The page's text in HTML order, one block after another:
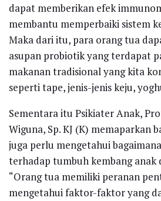
dapat memberikan efek
membantu memperbaiki sistem
Maka dari itu, para orang tua
asupan probiotik yang terdapat
makanan tradisional yang kita
seperti tape, jenis-jenis keju,
Sementara itu Psikiater Anak,
Wiguna, Sp. KJ (K) memaparkan
juga perlu mengetahui
terhadap tumbuh kembang anak
“Orang tua memiliki peranan
mengetahui faktor-faktor yang